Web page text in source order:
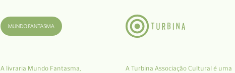
A livraria Mundo Fantasma,
A Turbina Associação Cultural é uma